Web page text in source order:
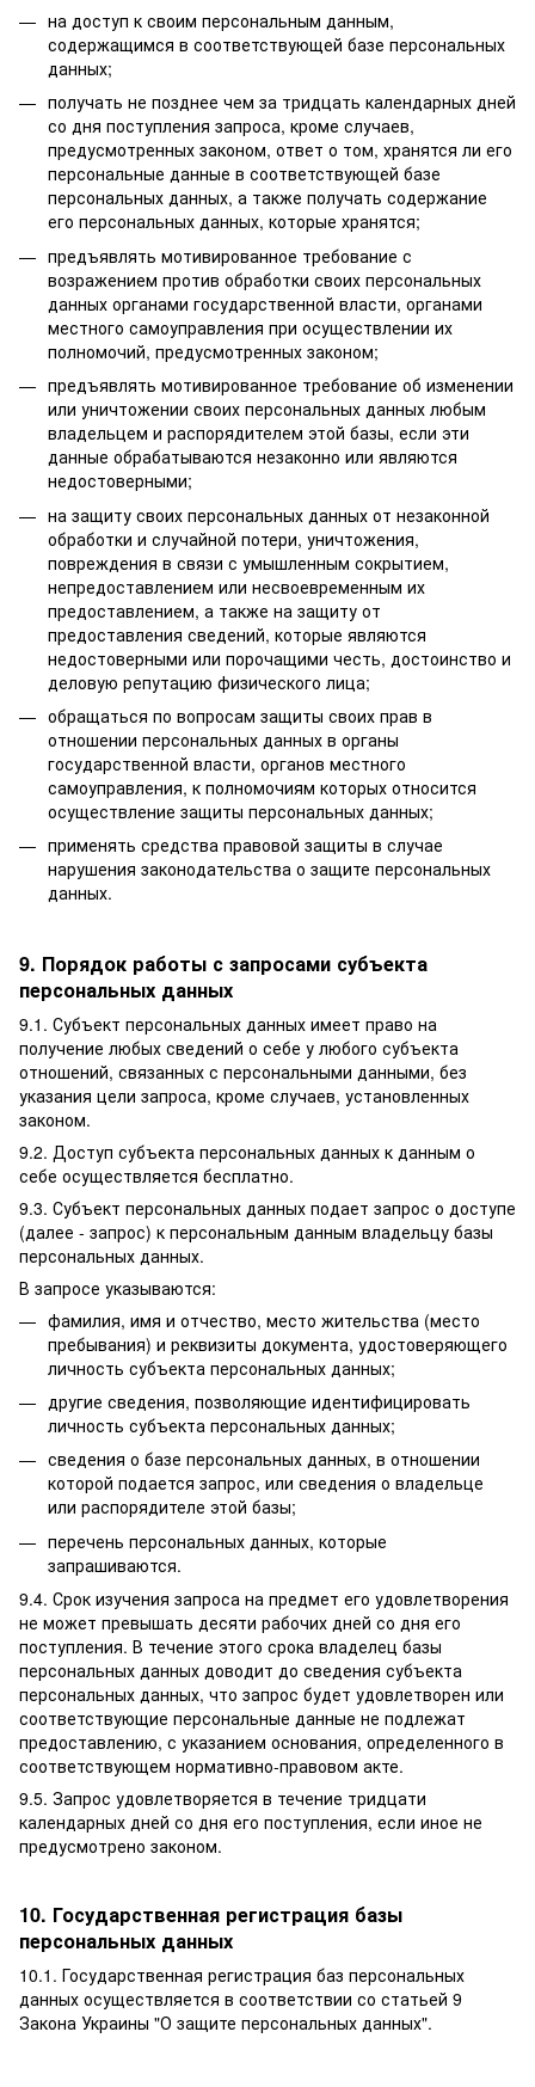
на доступ к своим персональным данным,
содержащимся в соответствующей базе персональных
данных;
получать не позднее чем за тридцать календарных дней
со дня поступления запроса, кроме случаев,
предусмотренных законом, ответ о том, хранятся ли его
персональные данные в соответствующей базе
персональных данных, а также получать содержание
его персональных данных, которые хранятся;
предъявлять мотивированное требование с
возражением против обработки своих персональных
данных органами государственной власти, органами
местного самоуправления при осуществлении их
полномочий, предусмотренных законом;
предъявлять мотивированное требование об изменении
или уничтожении своих персональных данных любым
владельцем и распорядителем этой базы, если эти
данные обрабатываются незаконно или являются
недостоверными;
на защиту своих персональных данных от незаконной
обработки и случайной потери, уничтожения,
повреждения в связи с умышленным сокрытием,
непредоставлением или несвоевременным их
предоставлением, а также на защиту от
предоставления сведений, которые являются
недостоверными или порочащими честь, достоинство и
деловую репутацию физического лица;
обращаться по вопросам защиты своих прав в
отношении персональных данных в органы
государственной власти, органов местного
самоуправления, к полномочиям которых относится
осуществление защиты персональных данных;
применять средства правовой защиты в случае
нарушения законодательства о защите персональных
данных.
9. Порядок работы с запросами субъекта
персональных данных
9.1. Субъект персональных данных имеет право на
получение любых сведений о себе у любого субъекта
отношений, связанных с персональными данными, без
указания цели запроса, кроме случаев, установленных
законом.
9.2. Доступ субъекта персональных данных к данным о
себе осуществляется бесплатно.
9.3. Субъект персональных данных подает запрос о доступе
(далее - запрос) к персональным данным владельцу базы
персональных данных.
В запросе указываются:
фамилия, имя и отчество, место жительства (место
пребывания) и реквизиты документа, удостоверяющего
личность субъекта персональных данных;
другие сведения, позволяющие идентифицировать
личность субъекта персональных данных;
сведения о базе персональных данных, в отношении
которой подается запрос, или сведения о владельце
или распорядителе этой базы;
перечень персональных данных, которые
запрашиваются.
9.4. Срок изучения запроса на предмет его удовлетворения
не может превышать десяти рабочих дней со дня его
поступления. В течение этого срока владелец базы
персональных данных доводит до сведения субъекта
персональных данных, что запрос будет удовлетворен или
соответствующие персональные данные не подлежат
предоставлению, с указанием основания, определенного в
соответствующем нормативно-правовом акте.
9.5. Запрос удовлетворяется в течение тридцати
календарных дней со дня его поступления, если иное не
предусмотрено законом.
10. Государственная регистрация базы
персональных данных
10.1. Государственная регистрация баз персональных
данных осуществляется в соответствии со статьей 9
Закона Украины "О защите персональных данных".